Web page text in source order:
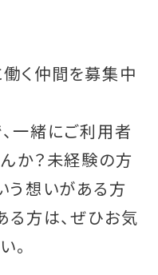
く仲間を募集中
一緒にご利用者
か？未経験の方
う想いがある方
る方は、ぜひお気
。